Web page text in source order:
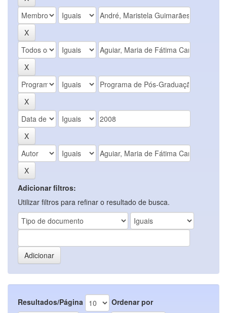
Adicionar filtros:
Utilizar filtros para refinar o resultado de busca.
Resultados/Página Ordenar por